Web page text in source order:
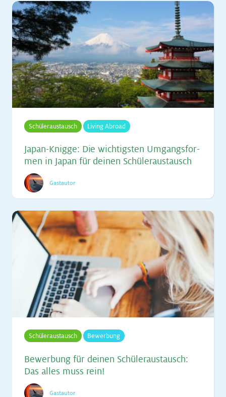
Schüleraustausch Living Abroad
Ja­pan-Knig­ge: Die wich­tigs­ten Um­gangs­for­
men in Ja­pan für dei­nen Schü­ler­aus­tausch
Gastautor
Schüleraustausch Bewerbung
Be­wer­bung für dei­nen Schü­ler­aus­tausch:
Das al­les muss rein!
Gastautor